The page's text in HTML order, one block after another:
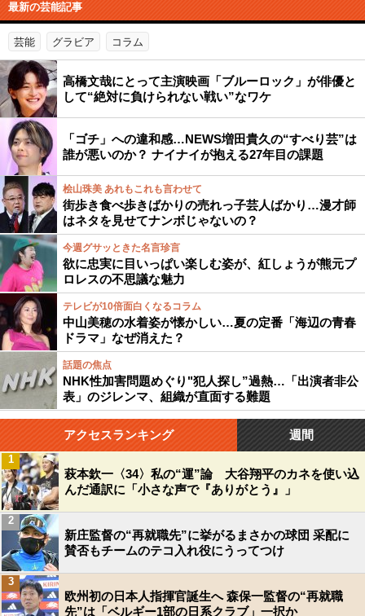
最新の芸能記事
芸能 グラビア コラム
高橋文哉にとって主演映画「ブルーロック」が俳優と
して“絶対に負けられない戦い”なワケ
「ゴチ」への違和感…NEWS増田貴久の“すべり芸”は
誰が悪いのか？ ナイナイが抱える27年目の課題
桧山珠美 あれもこれも言わせて
街歩き食べ歩きばかりの売れっ子芸人ばかり…漫才師
はネタを見せてナンボじゃないの？
今週グサッときた名言珍言
欲に忠実に目いっぱい楽しむ姿が、紅しょうが熊元プ
ロレスの不思議な魅力
テレビが10倍面白くなるコラム
中山美穂の水着姿が懐かしい…夏の定番「海辺の青春
ドラマ」なぜ消えた？
話題の焦点
NHK性加害問題めぐり"犯人探し”過熱…「出演者非公
表」のジレンマ、組織が直面する難題
アクセスランキング 週間
萩本欽一〈34〉私の“運”論 大谷翔平のカネを使い込
んだ通訳に「小さな声で『ありがとう』」
1
新庄監督の“再就職先”に挙がるまさかの球団 采配に
賛否もチームのテコ入れ役にうってつけ
2
欧州初の日本人指揮官誕生へ 森保一監督の“再就職
先”は「ベルギー1部の日系クラブ」一択か
3